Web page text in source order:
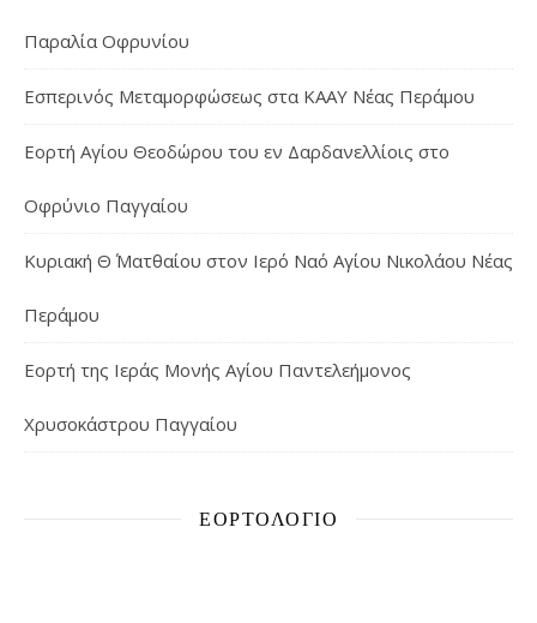
Παραλία Οφρυνίου
Εσπερινός Μεταμορφώσεως στα ΚΑΑΥ Νέας Περάμου
Εορτή Αγίου Θεοδώρου του εν Δαρδανελλίοις στο
Οφρύνιο Παγγαίου
Κυριακή Θ΄ Ματθαίου στον Ιερό Ναό Αγίου Νικολάου Νέας
Περάμου
Εορτή της Ιεράς Μονής Αγίου Παντελεήμονος
Χρυσοκάστρου Παγγαίου
ΕΟΡΤΟΛΌΓΙΟ